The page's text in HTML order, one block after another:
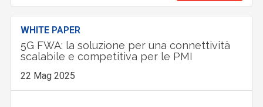
WHITE PAPER
5G FWA: la soluzione per una connettività
scalabile e competitiva per le PMI
22 Mag 2025